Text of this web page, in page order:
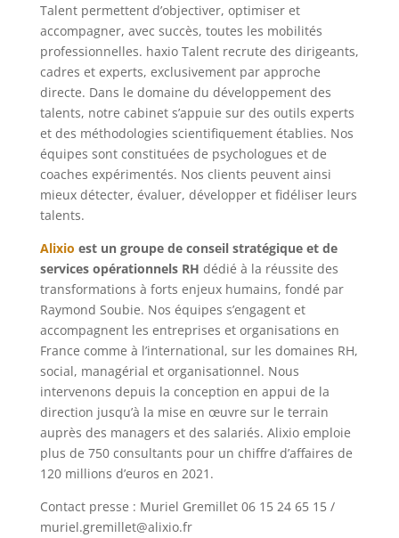
Talent permettent d’objectiver, optimiser et
accompagner, avec succès, toutes les mobilités
professionnelles. haxio Talent recrute des dirigeants,
cadres et experts, exclusivement par approche
directe. Dans le domaine du développement des
talents, notre cabinet s’appuie sur des outils experts
et des méthodologies scientifiquement établies. Nos
équipes sont constituées de psychologues et de
coaches expérimentés. Nos clients peuvent ainsi
mieux détecter, évaluer, développer et fidéliser leurs
talents.
Alixio est un groupe de conseil stratégique et de
services opérationnels RH dédié à la réussite des
transformations à forts enjeux humains, fondé par
Raymond Soubie. Nos équipes s’engagent et
accompagnent les entreprises et organisations en
France comme à l’international, sur les domaines RH,
social, managérial et organisationnel. Nous
intervenons depuis la conception en appui de la
direction jusqu’à la mise en œuvre sur le terrain
auprès des managers et des salariés. Alixio emploie
plus de 750 consultants pour un chiffre d’affaires de
120 millions d’euros en 2021.
Contact presse : Muriel Gremillet 06 15 24 65 15 /
muriel.gremillet@alixio.fr